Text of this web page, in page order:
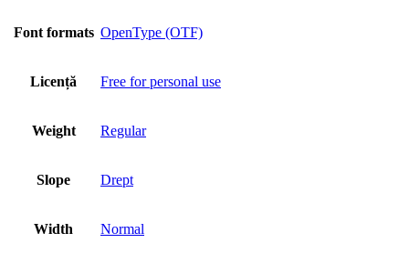
Font formats OpenType (OTF)
Licență Free for personal use
Weight Regular
Slope Drept
Width Normal